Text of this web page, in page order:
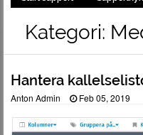
Kategori:
Hantera
Anton Admin Feb 05, 2019